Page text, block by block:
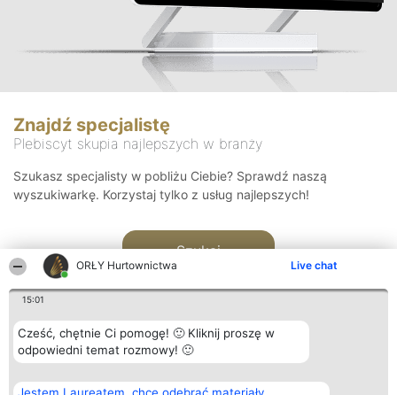
ORŁY Hurtownictwa Live chat
15:01
Cześć, chętnie Ci pomogę! 🙂 Kliknij proszę w
odpowiedni temat rozmowy! 🙂
Znajdź specjalistę
Plebiscyt skupia najlepszych w branży
Szukasz specjalisty w pobliżu Ciebie? Sprawdź naszą
wyszukiwarkę. Korzystaj tylko z usług najlepszych!
Szukaj
Organizator plebiscytu Plebiscyt Kontakt